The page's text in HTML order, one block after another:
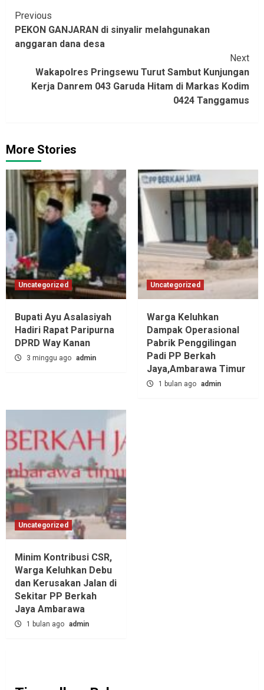
Continue
Reading
Previous
PEKON GANJARAN di sinyalir melahgunakan
anggaran dana desa
Next
Wakapolres Pringsewu Turut Sambut Kunjungan
Kerja Danrem 043 Garuda Hitam di Markas Kodim
0424 Tanggamus
More Stories
Uncategorized
Bupati Ayu Asalasiyah
Hadiri Rapat Paripurna
DPRD Way Kanan
3 minggu ago admin
Uncategorized
Warga Keluhkan
Dampak Operasional
Pabrik Penggilingan
Padi PP Berkah
Jaya,‎Ambarawa Timur
1 bulan ago admin
Uncategorized
Minim Kontribusi CSR,
Warga Keluhkan Debu
dan Kerusakan Jalan di
Sekitar PP Berkah
Jaya Ambarawa‎
1 bulan ago admin